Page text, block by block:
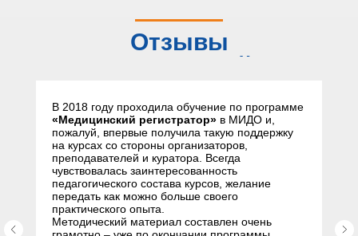
Отзывы
слушателей
В 2018 году проходила обучение по программе
«Медицинский регистратор» в МИДО и,
пожалуй, впервые получила такую поддержку
на курсах со стороны организаторов,
преподавателей и куратора. Всегда
чувствовалась заинтересованность
педагогического состава курсов, желание
передать как можно больше своего
практического опыта.
Методический материал составлен очень